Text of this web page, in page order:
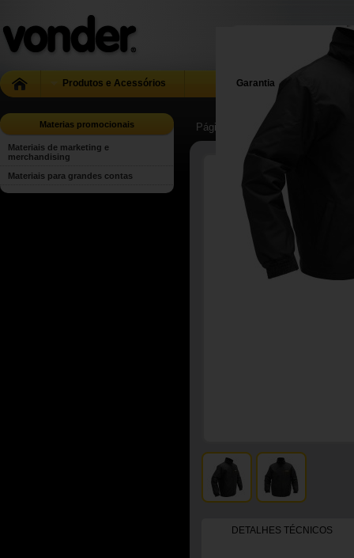
Produtos e Acessórios Garantia
Materias promocionais
Materiais de marketing e
merchandising
Materiais para grandes contas
Página Inicial | ...
DETALHES TÉCNICOS